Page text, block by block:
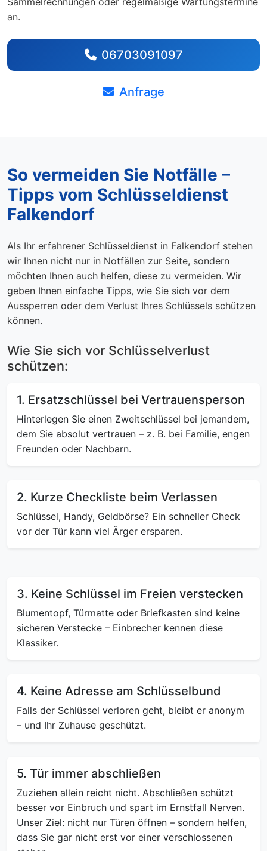
an.
06703091097
Anfrage
So vermeiden Sie Notfälle –
Tipps vom Schlüsseldienst
Falkendorf
Als Ihr erfahrener Schlüsseldienst in Falkendorf stehen
wir Ihnen nicht nur in Notfällen zur Seite, sondern
möchten Ihnen auch helfen, diese zu vermeiden. Wir
geben Ihnen einfache Tipps, wie Sie sich vor dem
Aussperren oder dem Verlust Ihres Schlüssels schützen
können.
Wie Sie sich vor Schlüsselverlust
schützen:
1. Ersatzschlüssel bei Vertrauensperson
Hinterlegen Sie einen Zweitschlüssel bei jemandem,
dem Sie absolut vertrauen – z. B. bei Familie, engen
Freunden oder Nachbarn.
2. Kurze Checkliste beim Verlassen
Schlüssel, Handy, Geldbörse? Ein schneller Check
vor der Tür kann viel Ärger ersparen.
3. Keine Schlüssel im Freien verstecken
Blumentopf, Türmatte oder Briefkasten sind keine
sicheren Verstecke – Einbrecher kennen diese
Klassiker.
4. Keine Adresse am Schlüsselbund
Falls der Schlüssel verloren geht, bleibt er anonym
– und Ihr Zuhause geschützt.
5. Tür immer abschließen
Zuziehen allein reicht nicht. Abschließen schützt
besser vor Einbruch und spart im Ernstfall Nerven.
Unser Ziel: nicht nur Türen öffnen – sondern helfen,
dass Sie gar nicht erst vor einer verschlossenen